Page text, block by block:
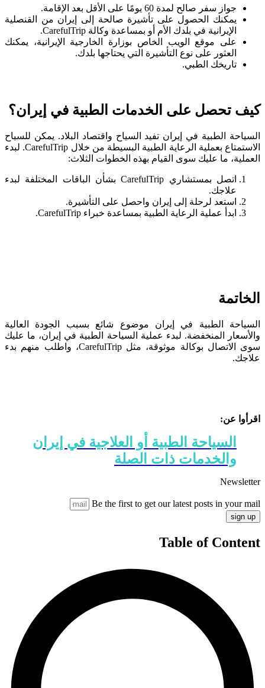
جواز سفر صالح لمدة 60 يومًا على الأقل بعد الإقامة.
يمكنك الحصول على تأشيرة صالحة إلى إيران من القنصلية
الإيرانية في بلدك الأم أو بمساعدة وكالة CarefulTrip.
على موقع الويب الخاص بوزارة الخارجية الإيرانية، يمكنك
العثور على نوع التأشيرة التي يحتاجها بلدك.
تاريخك الطبي.
كيف تحصل على الخدمات الطبية في إيران؟
السياحة الطبية في إيران تفيد السياح واقتصاد البلاد. يمكن للسياح
الاستمتاع بعملية الرعاية الطبية البسيطة من خلال CarefulTrip. لبدء
العملية، ما عليك سوى القيام بهذه الخطوات الثلاث:
اتصل بمستشاري CarefulTrip بشأن الباقات المختلفة لبدء
علاجك.
استعد لرحلة إلى إيران واحصل على التأشيرة.
ابدأ عملية الرعاية الطبية بمساعدة خبراء CarefulTrip.
الخاتمة
السياحة الطبية في إيران موضوع شائع بسبب الجودة العالية
والأسعار المنخفضة. لبدء عملية السياحة الطبية في إيران، ما عليك
سوى الاتصال بوكالة موثوقة، مثل CarefulTrip، واطلب منهم بدء
علاجك.
اقرأوا عن:
السياحة الطبية أو العلاجية في إيران
والخدمات ذات الصلة
Newsletter
Be the first to get our latest posts in your mail
sign up
Table of Content